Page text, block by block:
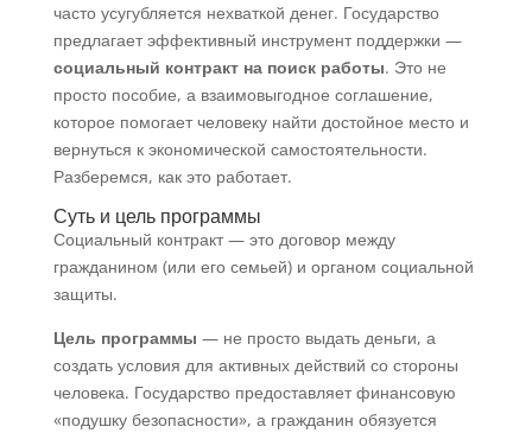
часто усугубляется нехваткой денег. Государство
предлагает эффективный инструмент поддержки —
социальный контракт на поиск работы. Это не
просто пособие, а взаимовыгодное соглашение,
которое помогает человеку найти достойное место и
вернуться к экономической самостоятельности.
Разберемся, как это работает.
Суть и цель программы
Социальный контракт — это договор между
гражданином (или его семьей) и органом социальной
защиты.
Цель программы — не просто выдать деньги, а
создать условия для активных действий со стороны
человека. Государство предоставляет финансовую
«подушку безопасности», а гражданин обязуется